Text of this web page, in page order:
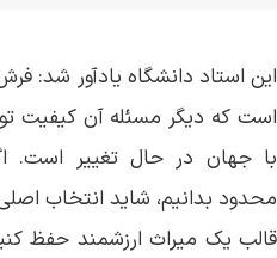
این استاد دانشگاه یادآور شد:
است که دیگر مسئله آن کیفیت
با جهان در حال تغییر است.
محدود بدانیم، شاید انتخاب
قالب یک میراث ارزشمند حفظ